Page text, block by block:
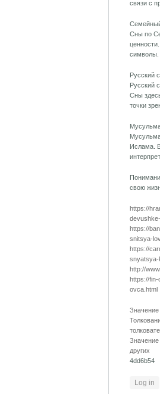
связи с
Сны по
символы.
Русский
Русский
Сны
точки
Ислама.
свою
https://
https://
snitsya-
https://
snyatsya-
http://
https://
ovca.html
других
4dd6b54
Log in